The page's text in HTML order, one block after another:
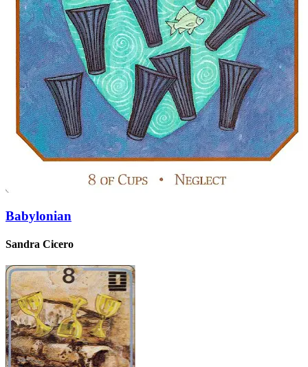
Babylonian
Sandra Cicero